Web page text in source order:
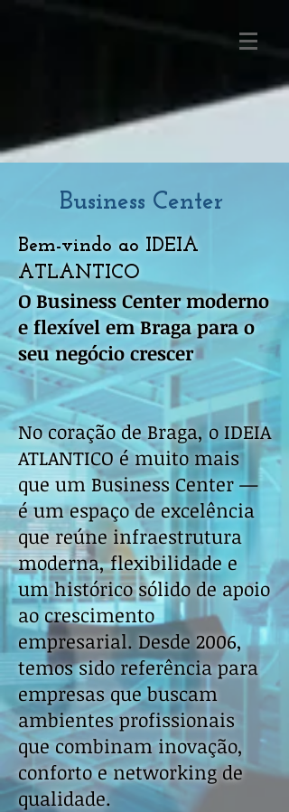
Business Center
Bem-vindo ao IDEIA
ATLANTICO
O Business Center moderno
e flexível em Braga para o
seu negócio crescer
No coração de Braga, o IDEIA
ATLANTICO é muito mais
que um Business Center —
é um espaço de excelência
que reúne infraestrutura
moderna, flexibilidade e
um histórico sólido de apoio
ao crescimento
empresarial. Desde 2006,
temos sido referência para
empresas que buscam
ambientes profissionais
que combinam inovação,
conforto e networking de
qualidade.